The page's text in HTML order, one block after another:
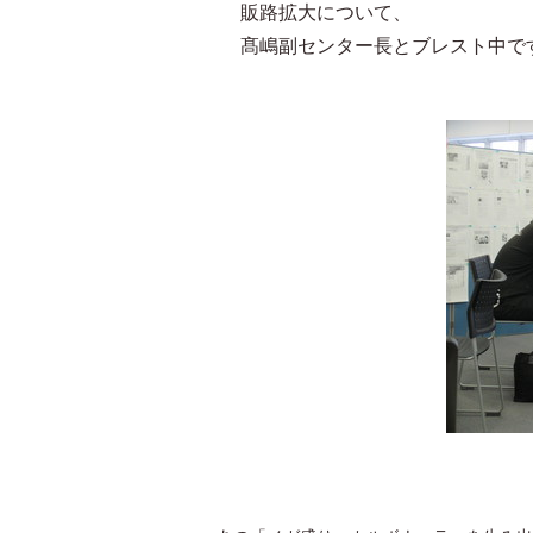
販路拡大について、
髙嶋副センター長とブレスト中で